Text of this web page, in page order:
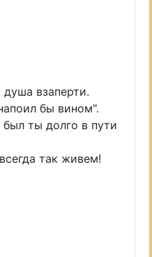
взаперти.
бы вином".
ты долго в пути
так живем!